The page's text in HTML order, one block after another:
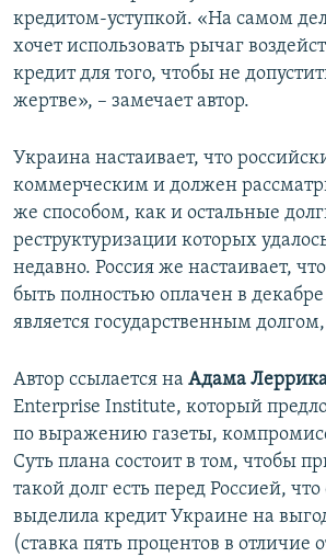
кредитом-уступкой. «На самом
хочет использовать рычаг
кредит для того, чтобы не
жертве», – замечает автор.
Украина настаивает, что
коммерческим и должен
же способом, как и остальные
реструктуризации которых
недавно. Россия же настаивает,
быть полностью оплачен в
является государственным
Автор ссылается на Адама
Enterprise Institute, который
по выражению газеты,
Суть плана состоит в том, чтобы
такой долг есть перед Россией,
выделила кредит Украине на
(ставка пять процентов в отличие